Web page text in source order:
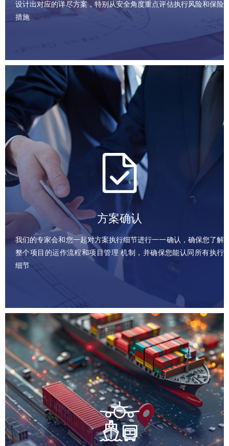
设计出对应的详尽方案，特别从安全角度重点评估执行风险和保险
措施
方案确认
我们的专家会和您一起对方案执行细节进行一一确认，确保您了解
整个项目的运作流程和项目管理 机制，并确保您能认同所有执行
细节